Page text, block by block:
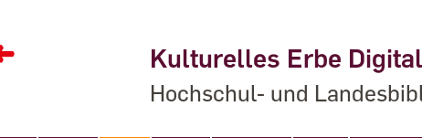
Kulturelles Erbe Digital
Hochschul- und